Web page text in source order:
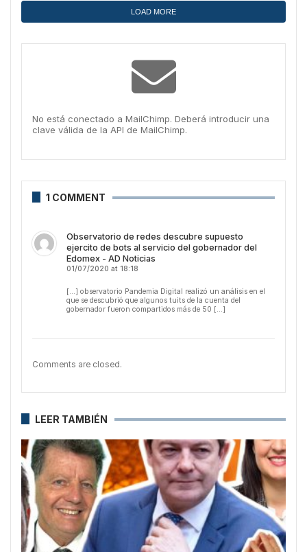
LOAD MORE
No está conectado a MailChimp. Deberá introducir una
clave válida de la API de MailChimp.
1 COMMENT
Observatorio de redes descubre supuesto
ejercito de bots al servicio del gobernador del
Edomex - AD Noticias
01/07/2020 at 18:18
[…] observatorio Pandemia Digital realizó un análisis en el
que se descubrió que algunos tuits de la cuenta del
gobernador fueron compartidos más de 50 […]
Comments are closed.
LEER TAMBIÉN